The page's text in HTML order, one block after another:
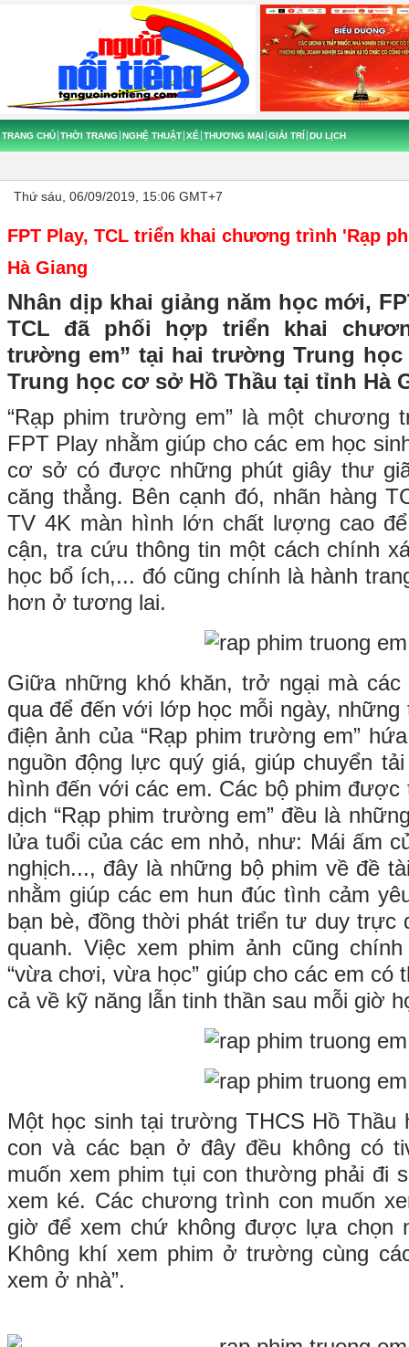
TRANG CHỦ THỜI TRANG NGHỆ THUẬT XẾ THƯƠNG MẠI GIẢI TRÍ DU LỊCH
Thứ sáu, 06/09/2019, 15:06 GMT+7
FPT Play, TCL triển khai chương trình 'Rạp
Hà Giang
Nhân dịp khai giảng năm học mới,
TCL đã phối hợp triển khai
trường em” tại hai trường Trung
Trung học cơ sở Hồ Thầu tại tỉnh Hà
“Rạp phim trường em” là một chương
FPT Play nhằm giúp cho các em học
cơ sở có được những phút giây thư
căng thẳng. Bên cạnh đó, nhãn hàng
TV 4K màn hình lớn chất lượng cao
cận, tra cứu thông tin một cách chính
học bổ ích,... đó cũng chính là hành
hơn ở tương lai.
Giữa những khó khăn, trở ngại mà
qua để đến với lớp học mỗi ngày,
điện ảnh của “Rạp phim trường em”
nguồn động lực quý giá, giúp chuyển
hình đến với các em. Các bộ phim được
dịch “Rạp phim trường em” đều là
lửa tuổi của các em nhỏ, như: Mái ấm
nghịch..., đây là những bộ phim về đề
nhằm giúp các em hun đúc tình cảm
bạn bè, đồng thời phát triển tư duy trực
quanh. Việc xem phim ảnh cũng
“vừa chơi, vừa học” giúp cho các em có
cả về kỹ năng lẫn tinh thần sau mỗi giờ
Một học sinh tại trường THCS Hồ Thầu
con và các bạn ở đây đều không có
muốn xem phim tụi con thường phải đi
xem ké. Các chương trình con muốn
giờ để xem chứ không được lựa chọn
Không khí xem phim ở trường cùng
xem ở nhà”.